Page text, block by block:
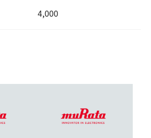
4,000